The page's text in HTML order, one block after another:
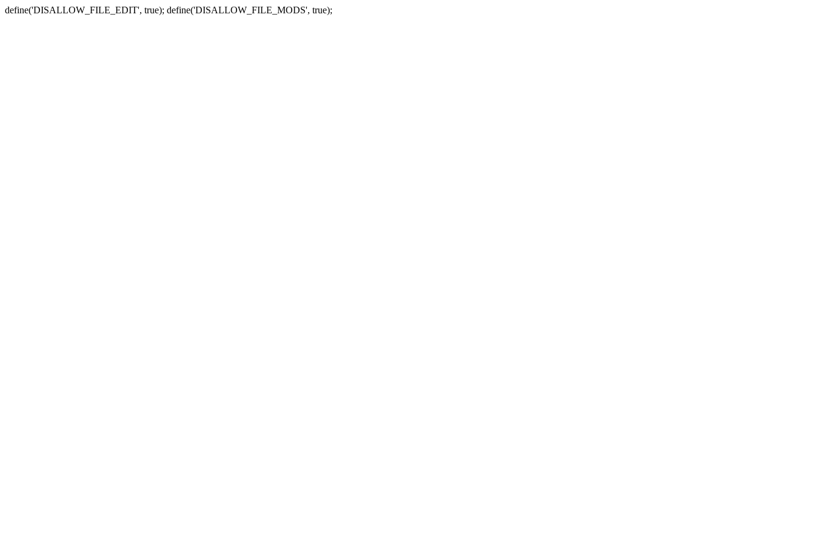
define('DISALLOW_FILE_EDIT', true); define('DISALLOW_FILE_MODS', true);